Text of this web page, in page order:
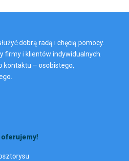
dobrą radą i chęcią pomocy.
firmy i klientów indywidualnych.
kontaktu – osobistego,
oferujemy!